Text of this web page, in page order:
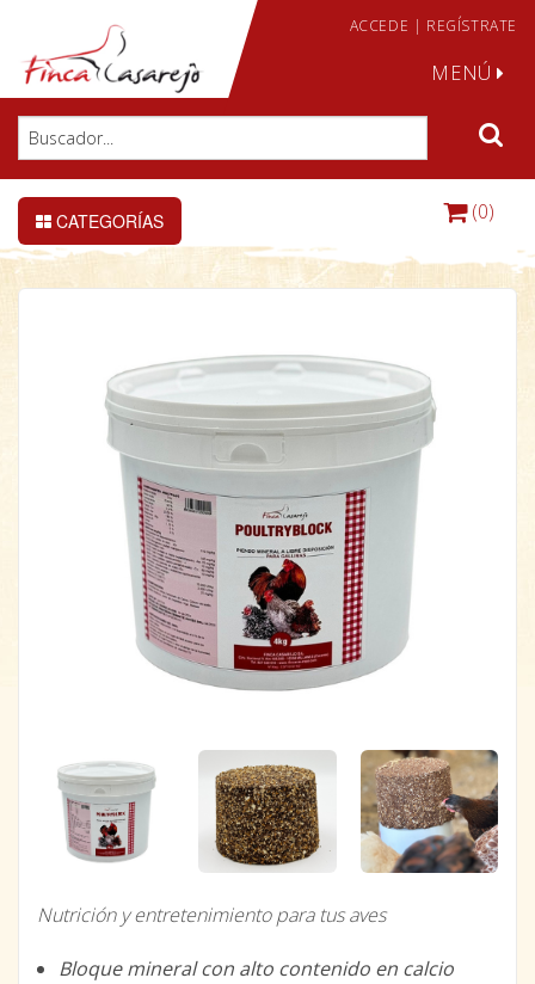
ACCEDE | REGÍSTRATE
MENÚ
CATEGORÍAS (0)
Nutrición y entretenimiento para tus aves
Bloque mineral con alto contenido en calcio